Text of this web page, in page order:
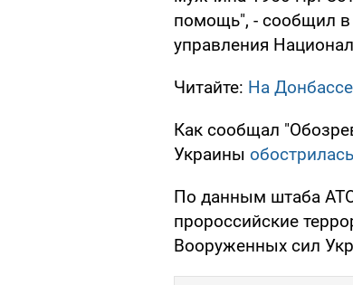
помощь", - сообщил в
управления
Читайте: На
Как сообщал
Украины обострилась
По данным штаба
пророссийские
Вооруженных сил